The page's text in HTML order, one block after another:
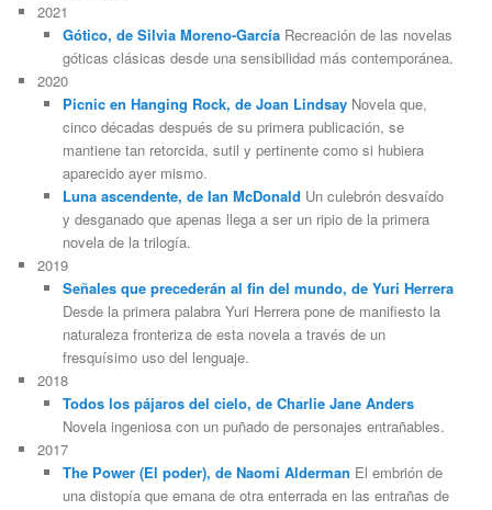
2021
Gótico, de Silvia Moreno-GarcíaRecreación de las novelas
góticas clásicas desde una sensibilidad más contemporánea.
2020
Picnic en Hanging Rock, de Joan LindsayNovela que,
cinco décadas después de su primera publicación, se
mantiene tan retorcida, sutil y pertinente como si hubiera
aparecido ayer mismo.
Luna ascendente, de Ian McDonald Un culebrón desvaído
y desganado que apenas llega a ser un ripio de la primera
novela de la trilogía.
2019
Señales que precederán al fin del mundo, de Yuri Herrera
Desde la primera palabra Yuri Herrera pone de manifiesto la
naturaleza fronteriza de esta novela a través de un
fresquísimo uso del lenguaje.
2018
Todos los pájaros del cielo, de Charlie Jane Anders
Novela ingeniosa con un puñado de personajes entrañables.
2017
The Power (El poder), de Naomi Alderman El embrión de
una distopía que emana de otra enterrada en las entrañas de